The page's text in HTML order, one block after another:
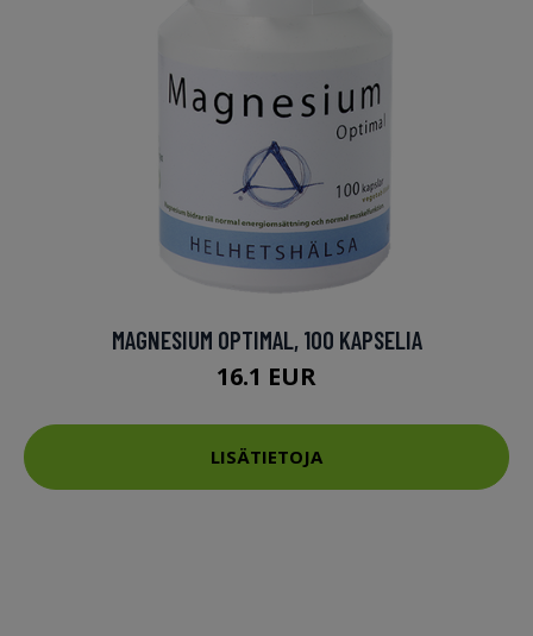
MAGNESIUM OPTIMAL, 100 KAPSELIA
16.1 EUR
LISÄTIETOJA